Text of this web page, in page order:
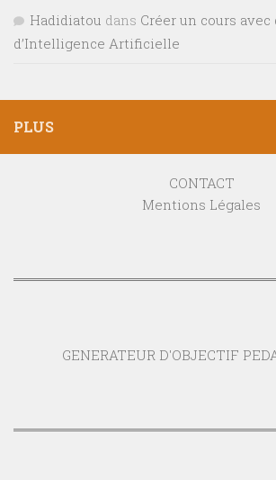
Hadidiatou dans Créer un cours
d’Intelligence Artificielle
PLUS
CONTACT
Mentions Légales
GENERATEUR D'OBJECTIF